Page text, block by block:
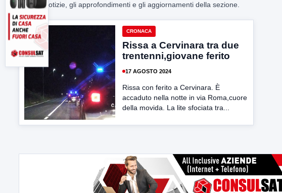
Tutte le notizie, gli approfondimenti e gli aggiornamenti della sezione.
CRONACA
Rissa a Cervinara tra due
trentenni,giovane ferito
17 AGOSTO 2024
Rissa con ferito a Cervinara. È
accaduto nella notte in via Roma,cuore
della movida. La lite sfociata tra...